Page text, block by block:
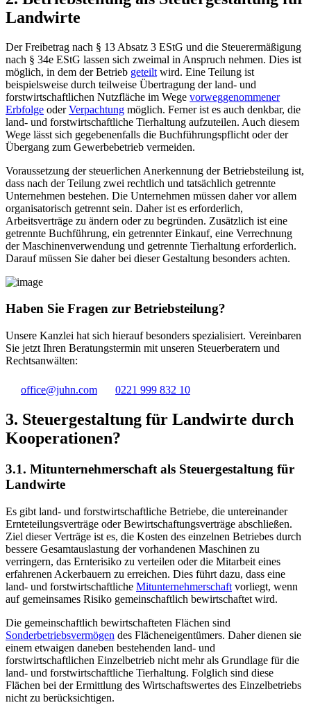
Landwirte
Der Freibetrag nach § 13 Absatz 3 EStG und die Steuerermäßigung
nach § 34e EStG lassen sich zweimal in Anspruch nehmen. Dies ist
möglich, in dem der Betrieb geteilt wird. Eine Teilung ist
beispielsweise durch teilweise Übertragung der land- und
forstwirtschaftlichen Nutzfläche im Wege vorweggenommener
Erbfolge oderVerpachtung möglich. Ferner ist es auch denkbar, die
land- und forstwirtschaftliche Tierhaltung aufzuteilen. Auch diesem
Wege lässt sich gegebenenfalls die Buchführungspflicht oder der
Übergang zum Gewerbebetrieb vermeiden.
Voraussetzung der steuerlichen Anerkennung der Betriebsteilung ist,
dass nach der Teilung zwei rechtlich und tatsächlich getrennte
Unternehmen bestehen. Die Unternehmen müssen daher vor allem
organisatorisch getrennt sein. Daher ist es erforderlich,
Arbeitsverträge zu ändern oder zu begründen. Zusätzlich ist eine
getrennte Buchführung, ein getrennter Einkauf, eine Verrechnung
der Maschinenverwendung und getrennte Tierhaltung erforderlich.
Darauf müssen Sie daher bei dieser Gestaltung besonders achten.
Haben Sie Fragen zur Betriebsteilung?
Unsere Kanzlei hat sich hierauf besonders spezialisiert. Vereinbaren
Sie jetzt Ihren Beratungstermin mit unseren Steuerberatern und
Rechtsanwälten:
office@juhn.com 0221 999 832 10
3. Steuergestaltung für Landwirte durch
Kooperationen?
3.1. Mitunternehmerschaft als Steuergestaltung für
Landwirte
Es gibt land- und forstwirtschaftliche Betriebe, die untereinander
Ernteteilungsverträge oder Bewirtschaftungsverträge abschließen.
Ziel dieser Verträge ist es, die Kosten des einzelnen Betriebes durch
bessere Gesamtauslastung der vorhandenen Maschinen zu
verringern, das Ernterisiko zu verteilen oder die Mitarbeit eines
erfahrenen Ackerbauern zu erreichen. Dies führt dazu, dass eine
land- und forstwirtschaftliche Mitunternehmerschaft vorliegt, wenn
auf gemeinsames Risiko gemeinschaftlich bewirtschaftet wird.
Die gemeinschaftlich bewirtschafteten Flächen sind
Sonderbetriebsvermögen des Flächeneigentümers. Daher dienen sie
einem etwaigen daneben bestehenden land- und
forstwirtschaftlichen Einzelbetrieb nicht mehr als Grundlage für die
land- und forstwirtschaftliche Tierhaltung. Folglich sind diese
Flächen bei der Ermittlung des Wirtschaftswertes des Einzelbetriebs
nicht zu berücksichtigen.